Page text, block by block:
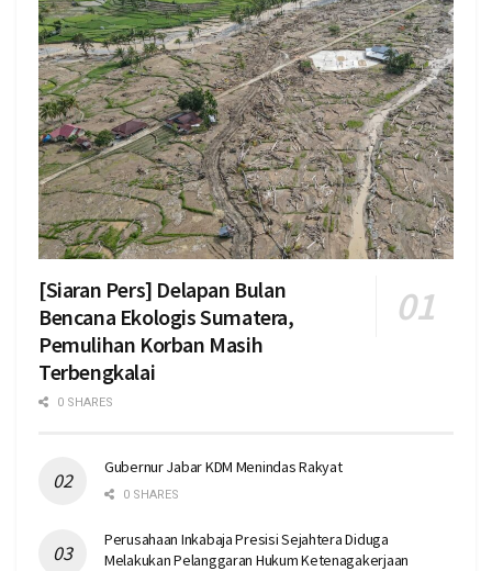
[Siaran Pers] Delapan Bulan
Bencana Ekologis Sumatera,
Pemulihan Korban Masih
Terbengkalai
0 SHARES
Gubernur Jabar KDM Menindas Rakyat
0 SHARES
Perusahaan Inkabaja Presisi Sejahtera Diduga
Melakukan Pelanggaran Hukum Ketenagakerjaan